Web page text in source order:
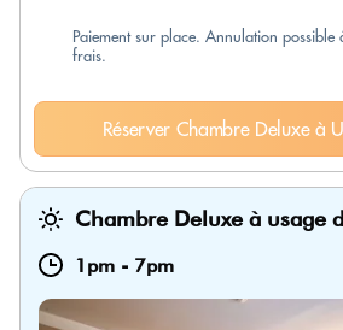
Paiement sur place. Annulation possible
frais.
Réserver Chambre Deluxe à
Chambre Deluxe à usage
1pm - 7pm